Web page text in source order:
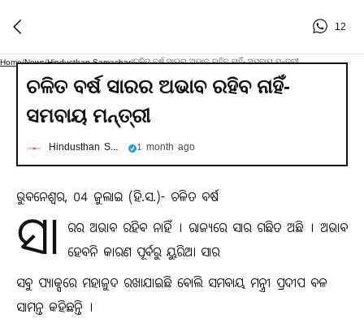
12
Home/News/Hindusthan Samachar/ଚଳିତ ବର୍ଷ ସାରର ଅଭାବ ରହିବ ନାହିଁ- ସମବାୟ ମନ୍ତ୍ରୀ
ଚଳିତ ବର୍ଷ ସାରର ଅଭାବ ରହିବ ନାହିଁ-
ସମବାୟ ମନ୍ତ୍ରୀ
Hindusthan Samachar 1 month ago
ଭୁବନେଶ୍ୱର, 04 ଜୁଲାଇ (ହି.ସ.)- ଚଳିତ ବର୍ଷ
ସା
ରର ଅଭାବ ରହିବ ନାହିଁ । ରାଜ୍ୟରେ ସାର ଗଛିତ ଅଛି । ଅଭାବ
ହେବନି କାରଣ ପୂର୍ବରୁ ୟୁରିଆ ସାର
ସବୁ ପ୍ୟାକ୍ସରେ ମହାଜୁଦ ରଖାଯାଇଛି ବୋଲି ସମବାୟ ମନ୍ତ୍ରୀ ପ୍ରଦୀପ ବଳ
ସାମନ୍ତ କହିଛନ୍ତି ।